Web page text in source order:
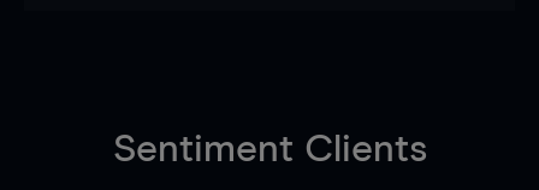
Sentiment Clients